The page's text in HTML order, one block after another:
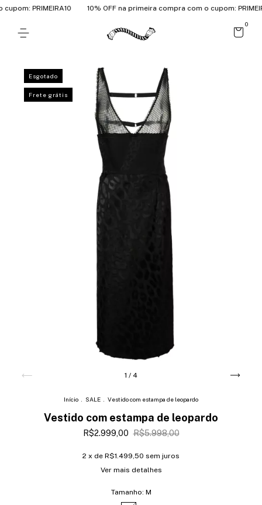
PRIMEIRA10 10% OFF na primeira compra com o cupom:
0
Esgotado
Frete grátis
1 / 4
Início SALE Vestido com estampa de leopardo
Vestido com estampa de leopardo
R$2.999,00 R$5.998,00
2 x de R$1.499,50 sem juros
Ver mais detalhes
Tamanho: M